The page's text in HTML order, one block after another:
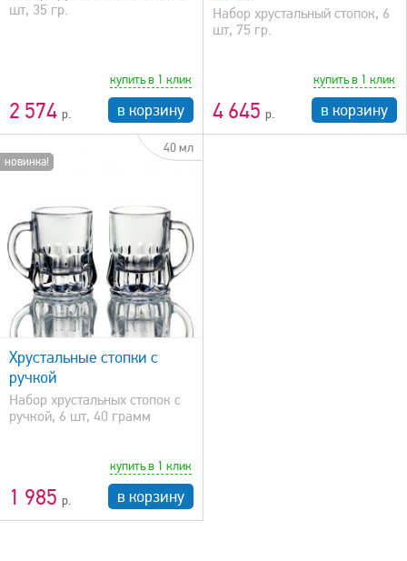
шт, 35 гр.
2 574
купить в 1 клик
в корзину
Набор хрустальный стопок, 6
шт, 75 гр.
4 645
купить в 1 клик
в корзину
новинка!
40 мл
Хрустальные стопки с
ручкой
Набор хрустальных стопок с
ручкой, 6 шт, 40 грамм
1 985
купить в 1 клик
в корзину